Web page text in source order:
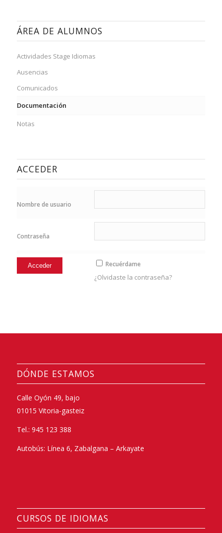
ÁREA DE ALUMNOS
Actividades Stage Idiomas
Ausencias
Comunicados
Documentación
Notas
ACCEDER
Nombre de usuario
Contraseña
Recuérdame
¿Olvidaste la contraseña?
DÓNDE ESTAMOS
Calle Oyón 49, bajo
01015 Vitoria-gasteiz
Tel.: 945 123 388
Autobús: Línea 6, Zabalgana – Arkayate
CURSOS DE IDIOMAS